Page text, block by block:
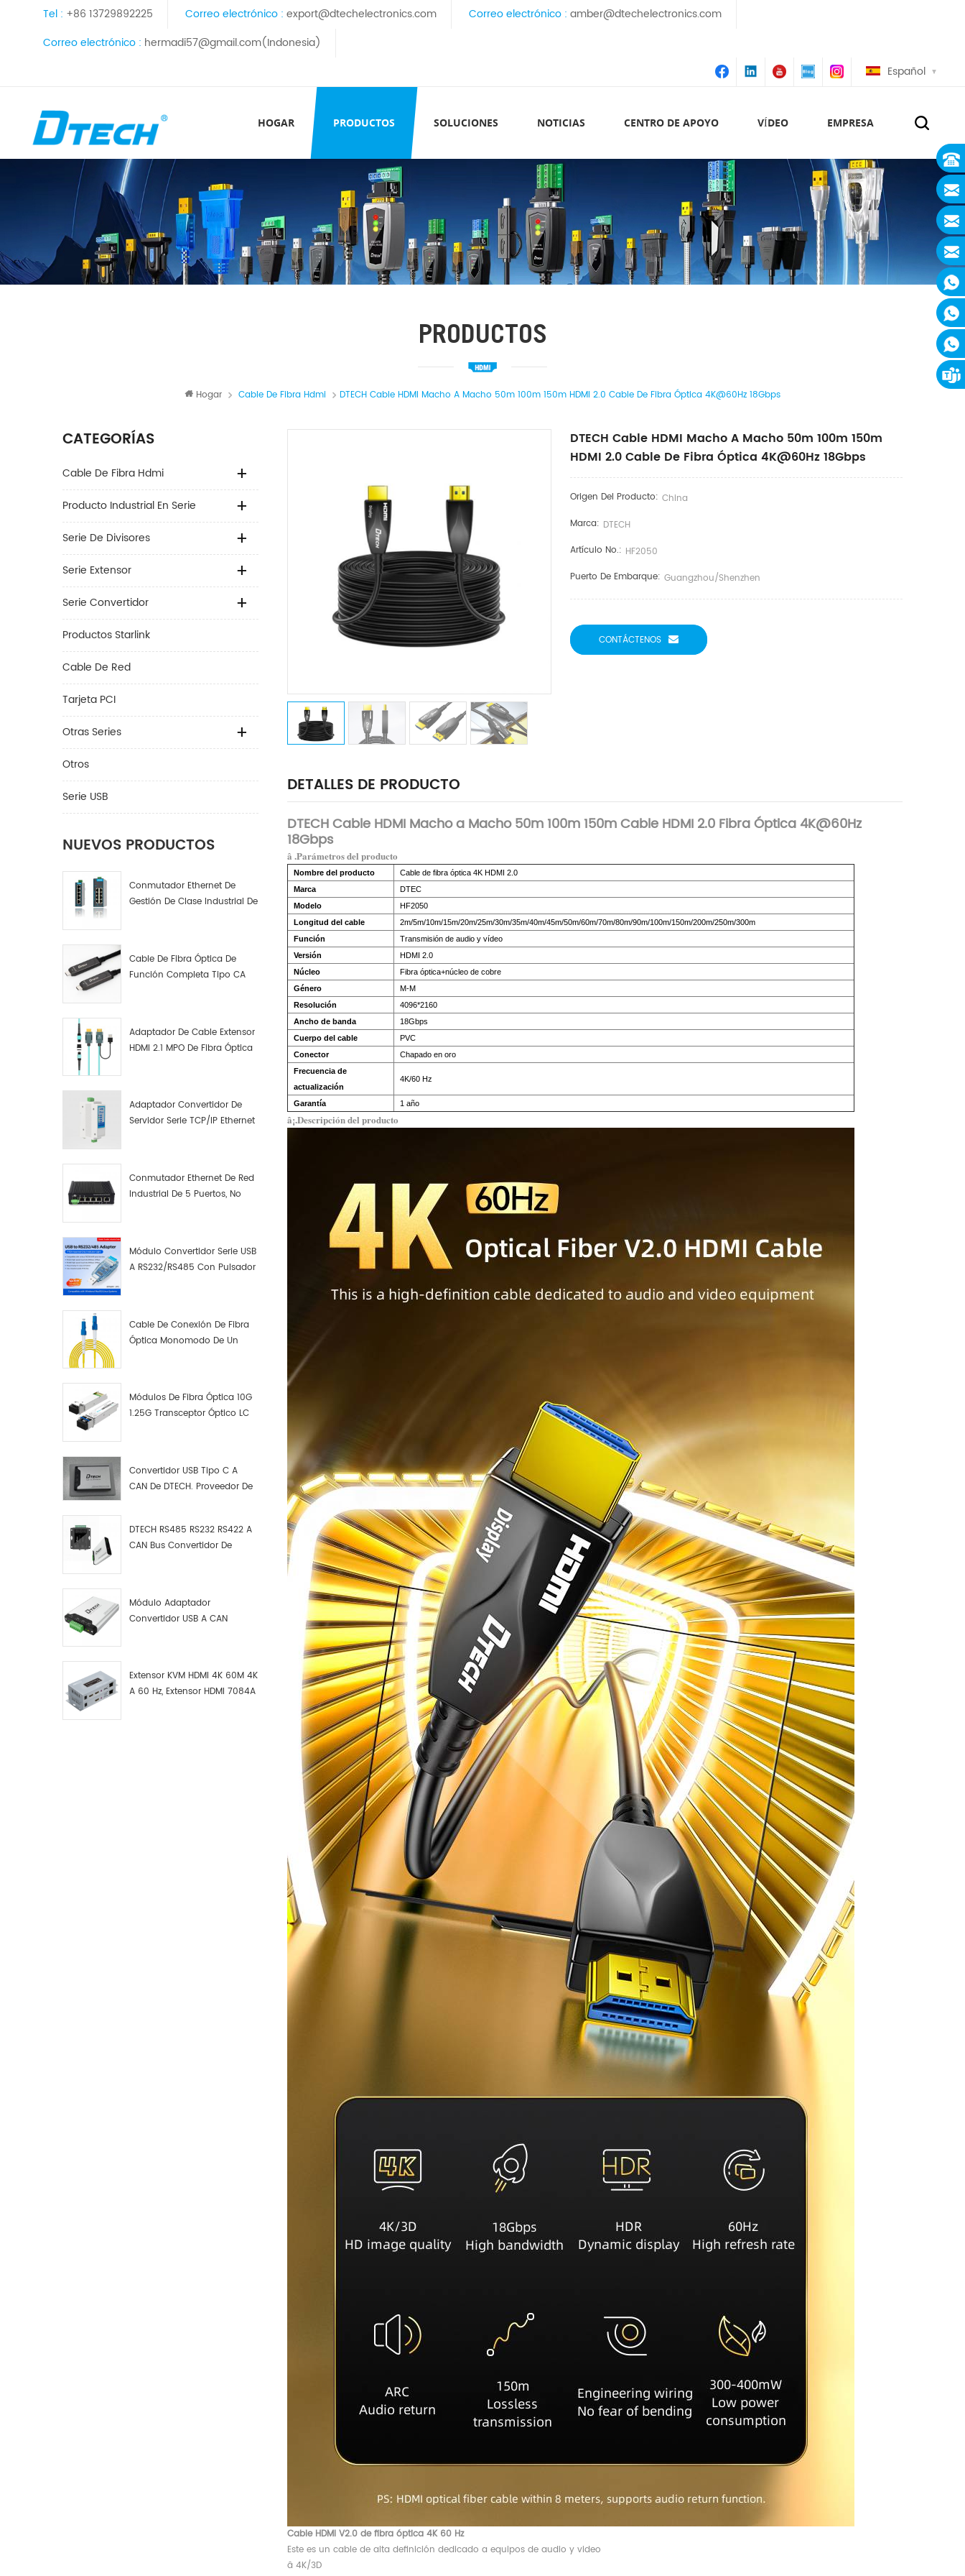
Tel : +86 13729892225 Correo electrónico : export@dtechelectronics.com Correo electrónico : amber@dtechelectronics.com
Correo electrónico : hermadi57@gmail.com(Indonesia)
Español
HOGAR PRODUCTOS SOLUCIONES NOTICIAS CENTRO DE APOYO VÍDEO EMPRESA
PRODUCTOS
Hogar Cable De Fibra Hdmi DTECH Cable HDMI Macho A Macho 50m 100m 150m HDMI 2.0 Cable De Fibra Óptica 4K@60Hz 18Gbps
CATEGORÍAS
Cable De Fibra Hdmi
Producto Industrial En Serie
Serie De Divisores
Serie Extensor
Serie Convertidor
Productos Starlink
Cable De Red
Tarjeta PCI
Otras Series
Otros
Serie USB
NUEVOS PRODUCTOS
Conmutador Ethernet De
Gestión De Clase Industrial De
Cable De Fibra Óptica De
Función Completa Tipo CA
Adaptador De Cable Extensor
HDMI 2.1 MPO De Fibra Óptica
Adaptador Convertidor De
Servidor Serie TCP/IP Ethernet
Conmutador Ethernet De Red
Industrial De 5 Puertos, No
Módulo Convertidor Serie USB
A RS232/RS485 Con Pulsador
Cable De Conexión De Fibra
Óptica Monomodo De Un
Módulos De Fibra Óptica 10G
1.25G Transceptor Óptico LC
Convertidor USB Tipo C A
CAN De DTECH. Proveedor De
DTECH RS485 RS232 RS422 A
CAN Bus Convertidor De
Módulo Adaptador
Convertidor USB A CAN
CAN
Extensor KVM HDMI 4K 60M 4K
A 60 Hz, Extensor HDMI 7084A
DTECH Cable HDMI Macho A Macho 50m 100m 150m
HDMI 2.0 Cable De Fibra Óptica 4K@60Hz 18Gbps
Origen Del Producto: China
Marca: DTECH
Artículo No.: HF2050
Puerto De Embarque: Guangzhou/Shenzhen
CONTÁCTENOS
DETALLES DE PRODUCTO
DTECH Cable HDMI Macho a Macho 50m 100m 150m Cable HDMI 2.0 Fibra Óptica 4K@60Hz
18Gbps
â .Parámetros del producto
Nombre del producto
Cable de fibra óptica 4K HDMI 2.0
Marca
DTEC
Modelo
HF2050
Longitud del cable
2m/5m/10m/15m/20m/25m/30m/35m/40m/45m/50m/60m/70m/80m/90m/100m/150m/200m/250m/300m
Función
Transmisión de audio y vídeo
Versión
HDMI 2.0
Núcleo
Fibra óptica+núcleo de cobre
Género
M-M
Resolución
4096*2160
Ancho de banda
18Gbps
Cuerpo del cable
PVC
Conector
Chapado en oro
Frecuencia de
actualización
4K/60 Hz
Garantía 1 año
â¡.Descripción del producto
Cable HDMI V2.0 de fibra óptica 4K 60 Hz
Este es un cable de alta definición dedicado a equipos de audio y video
â 4K/3D